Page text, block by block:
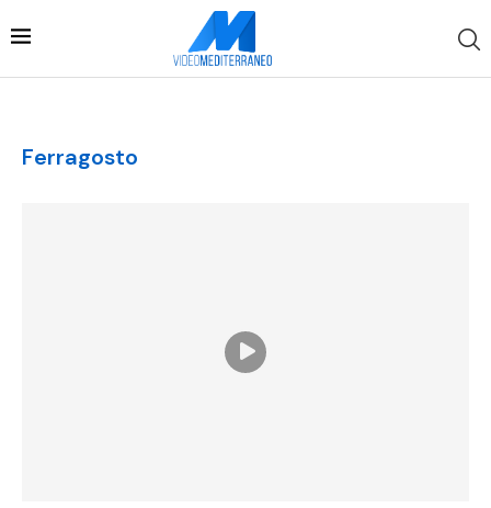
Ferragosto